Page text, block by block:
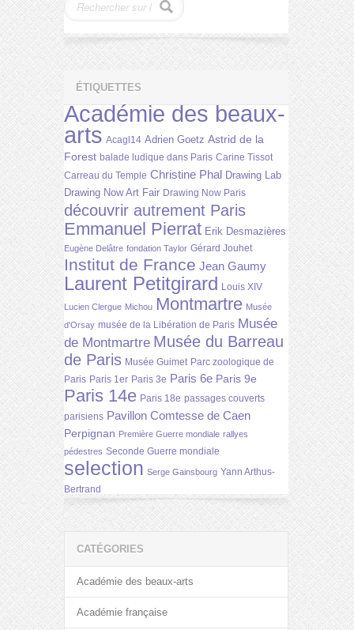
ÉTIQUETTES
Académie des beaux-
arts Acagl14 Adrien Goetz Astrid de la
Forest balade ludique dans Paris Carine Tissot
Carreau du Temple Christine Phal Drawing Lab
Drawing Now Art Fair Drawing Now Paris
découvrir autrement Paris
Emmanuel Pierrat Erik Desmazières
Eugène Delâtre fondation Taylor Gérard Jouhet
Institut de France Jean Gaumy
Laurent Petitgirard Louis XIV
Lucien Clergue Michou Montmartre Musée
d'Orsay musée de la Libération de Paris Musée
de Montmartre Musée du Barreau
de Paris Musée Guimet Parc zoologique de
Paris Paris 1er Paris 3e Paris 6e Paris 9e
Paris 14e Paris 18e passages couverts
parisiens Pavillon Comtesse de Caen
Perpignan Première Guerre mondiale rallyes
pédestres Seconde Guerre mondiale
selection Serge Gainsbourg Yann Arthus-
Bertrand
CATÉGORIES
Académie des beaux-arts
Académie française